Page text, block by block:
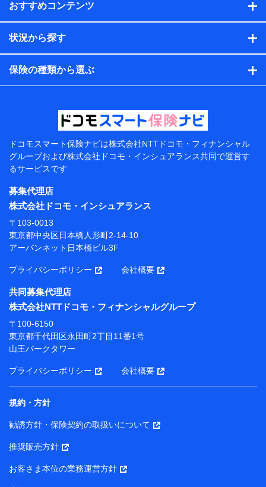
保険契約情報
当社または株式会社NTTドコモ・フィナンシャルグルー
プが取得し、又は保有する保険契約に関する情報。例と
して、保険契約者及び被保険者の氏名、住所、生年月
日、性別、保険契約者と被保険者の関係、保険加入の目
的、保険商品の内容、保険料、保険料のお支払方法、車
のメーカーや走行距離などの情報、建物の構造や築年数
などの情報、ペットの種類や年齢などの情報などが含ま
提供当事者から受領当事者が個人データを取得する方法
電子的・電磁的方法等
【共同して利用する者の範囲】
当社
株式会社NTTドコモ・フィナンシャルグループ
【利用目的】
当社または株式会社NTTドコモ・フィナンシャルグルー
プが提供する保険関連サービスにおけるユーザー登録受
付および管理のため
当社または株式会社NTTドコモ・フィナンシャルグルー
携会社の保険その他に関する情報を提供するため、また
維持管理等の委託業務遂行のため、またそれらに付帯、
関連する当社または株式会社NTTドコモ・フィナンシャ
ルグループおよび提携会社のサービスを案内、提供する
ため
（各サービスで取得したサービス利用履歴、ウェブサイ
トの閲覧履歴、購買履歴、ご契約内容等のパーソナルデ
ータを分析して、お客さまの趣味・嗜好・傾向に応じた
サービス・商品等に関するご提案や広告の配信等を行う
ことがあります。）
各種セミナーの開催のため
コンサルティングサービスの実施のため
アンケートやキャンペーン等の実施のため
上記に係る案内・手続き・管理等付帯業務を行うため
所・代表者名】
おすすめコンテンツ
状況から探す
保険の種類から選ぶ
ドコモスマート保険ナビは株式会社NTTドコモ・フィナンシャル
グループおよび株式会社ドコモ・インシュアランス共同で運営す
るサービスです
募集代理店
株式会社ドコモ・インシュアランス
〒103-0013
東京都中央区日本橋人形町2-14-10
アーバンネット日本橋ビル3F
プライバシーポリシー 会社概要
共同募集代理店
株式会社NTTドコモ・フィナンシャルグループ
〒100-6150
東京都千代田区永田町2丁目11番1号
山王パークタワー
プライバシーポリシー 会社概要
規約・方針
勧誘方針・保険契約の取扱いについて
推奨販売方針
お客さま本位の業務運営方針